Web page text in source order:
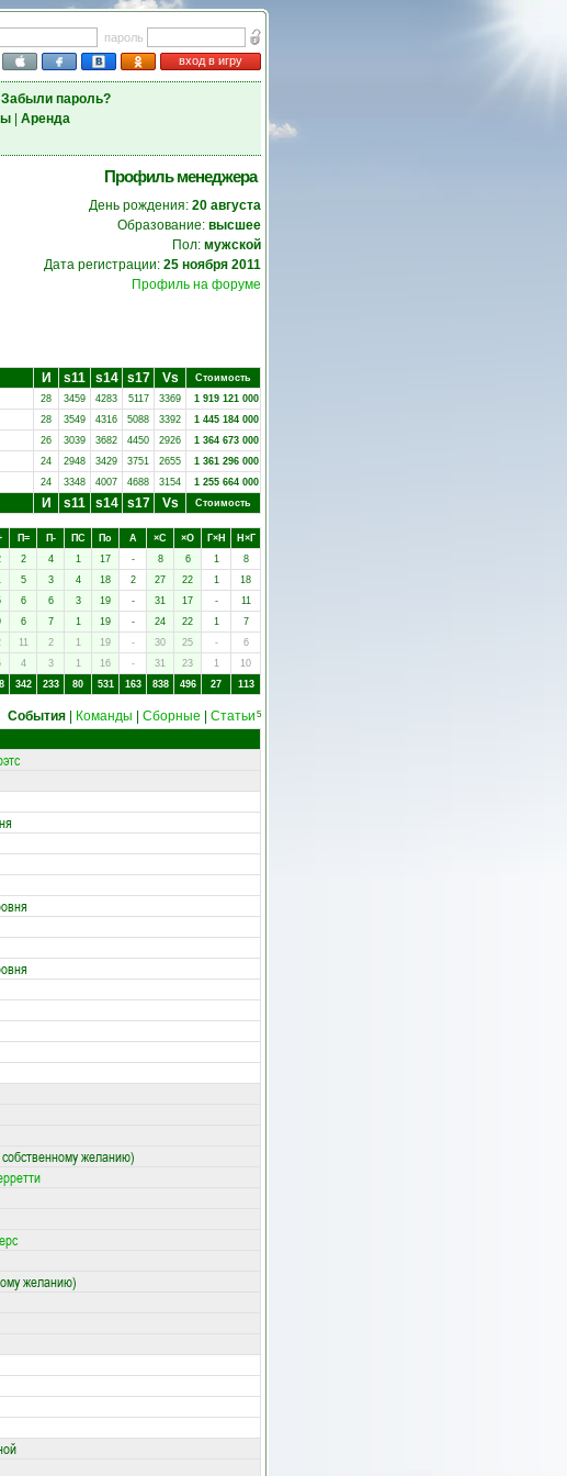
пароль
вход в игру
Забыли пароль?
| Аренда
Профиль менеджера
День рождения: 20 августа
Образование: высшее
Пол: мужской
Дата регистрации: 25 ноября 2011
Профиль на форуме
И s11 s14 s17 Vs
Стоимость
28 3459 4283 5117 3369
1 919 121 000
28 3549 4316 5088 3392
1 445 184 000
26 3039 3682 4450 2926
1 364 673 000
24 2948 3429 3751 2655
1 361 296 000
24 3348 4007 4688 3154 1 255 664 000
И s11 s14 s17 Vs Стоимость
П= П- ПC Пo А ×C ×O Г×Н
Н×Г
2 4 1 17 - 8 6 1
8
5 3 4 18 2 27 22 1
18
6 6 3 19 - 31 17 -
11
6 7 1 19 - 24 22 1
7
11 2 1 19 - 30 25 -
6
4 3 1 16 - 31 23 1
10
342 233 80 531 163 838 496 27 113
События Команды Сборные Статьи 5
желанию)
желанию)